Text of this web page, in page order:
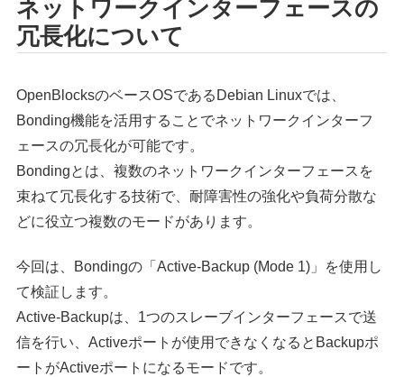
ネットワークインターフェースの
冗長化について
OpenBlocksのベースOSであるDebian Linuxでは、
Bonding機能を活用することでネットワークインターフ
ェースの冗長化が可能です。
Bondingとは、複数のネットワークインターフェースを
束ねて冗長化する技術で、耐障害性の強化や負荷分散な
どに役立つ複数のモードがあります。
今回は、Bondingの「Active-Backup (Mode 1)」を使用し
て検証します。
Active-Backupは、1つのスレーブインターフェースで送
信を行い、Activeポートが使用できなくなるとBackupポ
ートがActiveポートになるモードです。